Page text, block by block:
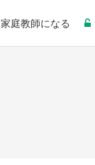
家庭教師になる